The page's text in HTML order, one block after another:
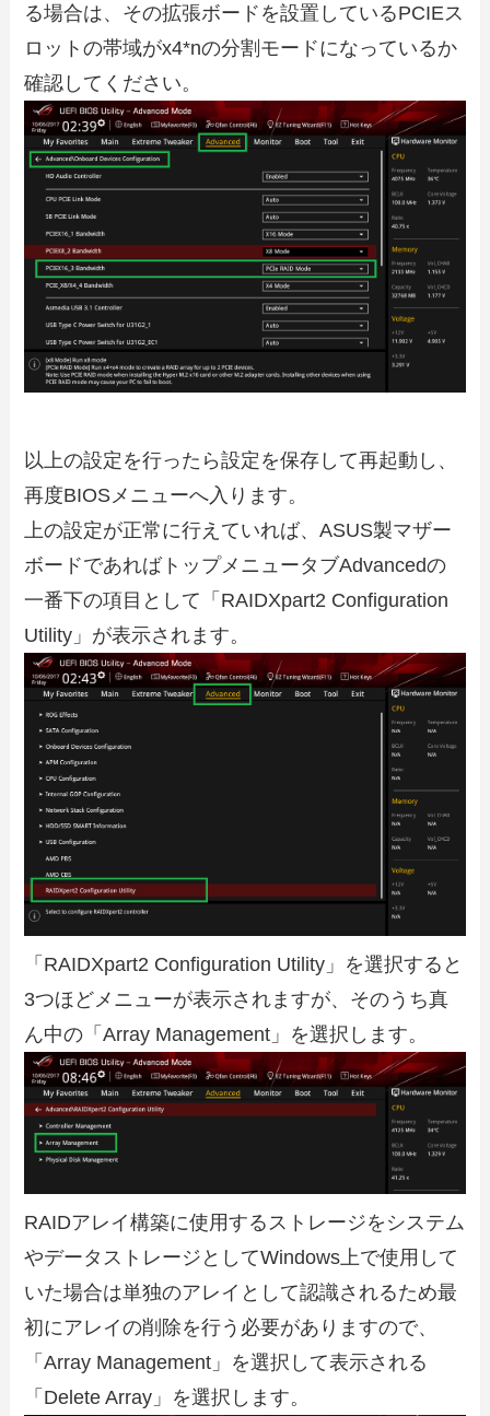
る場合は、その拡張ボードを設置しているPCIEス
ロットの帯域がx4*nの分割モードになっているか
確認してください。
以上の設定を行ったら設定を保存して再起動し、
再度BIOSメニューへ入ります。
上の設定が正常に行えていれば、ASUS製マザー
ボードであればトップメニュータブAdvancedの
一番下の項目として「RAIDXpart2 Configuration
Utility」が表示されます。
「RAIDXpart2 Configuration Utility」を選択すると
3つほどメニューが表示されますが、そのうち真
ん中の「Array Management」を選択します。
RAIDアレイ構築に使用するストレージをシステム
やデータストレージとしてWindows上で使用して
いた場合は単独のアレイとして認識されるため最
初にアレイの削除を行う必要がありますので、
「Array Management」を選択して表示される
「Delete Array」を選択します。